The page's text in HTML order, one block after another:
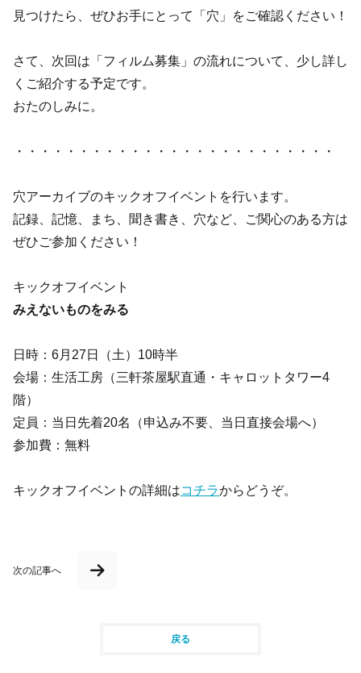
見つけたら、ぜひお手にとって「穴」をご確認ください！
さて、次回は「フィルム募集」の流れについて、少し詳し
くご紹介する予定です。
おたのしみに。
・・・・・・・・・・・・・・・・・・・・・・・・・
穴アーカイブのキックオフイベントを行います。
記録、記憶、まち、聞き書き、穴など、ご関心のある方は
ぜひご参加ください！
キックオフイベント
みえないものをみる
日時：6月27日（土）10時半
会場：生活工房（三軒茶屋駅直通・キャロットタワー4
階）
定員：当日先着20名（申込み不要、当日直接会場へ）
参加費：無料
キックオフイベントの詳細はコチラからどうぞ。
次の記事へ
戻る